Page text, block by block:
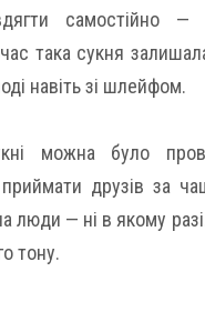
самостійно —
така сукня
навіть зі шлейфом.
можна було
друзів за
люди — ні в якому
тону.